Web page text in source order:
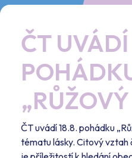
ČT
ČT uvádí 18.8. pohádku
tématu lásky. Citový vztah